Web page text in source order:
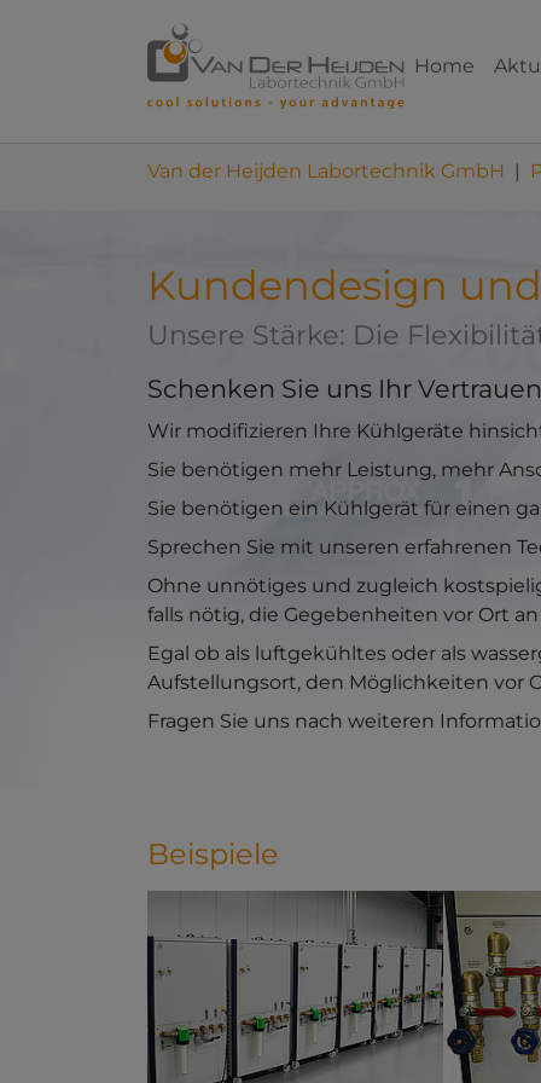
Home
Van der Heijden Labortechnik GmbH
Kundendesign
Unsere Stärke: Die
Schenken Sie uns Ihr
Wir modifizieren Ihre Kühlgeräte
Sie benötigen mehr Leistung, mehr
Sie benötigen ein Kühlgerät für einen
Sprechen Sie mit unseren erfahrenen
Ohne unnötiges und zugleich
falls nötig, die Gegebenheiten vor Ort
Egal ob als luftgekühltes oder als
Aufstellungsort, den Möglichkeiten vor
Fragen Sie uns nach weiteren
Beispiele
Show larger version for: Show